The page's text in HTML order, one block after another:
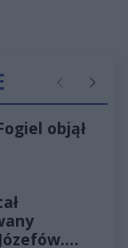
Poprzednie
objął